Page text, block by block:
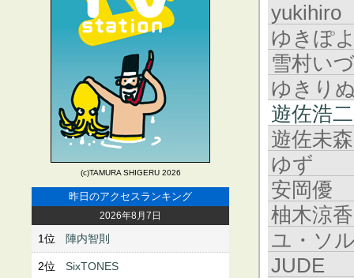
(c)TAMURA SHIGERU 2026
昨日のアクセスランキング
2026年8月7日
1位 陣内智則
2位 SixTONES
yukihiro
ゆきぽ
雪村い
ゆきり
遊佐浩二
遊佐未森
ゆず
安岡優
柚木涼香
ユ・ソ
JUDE